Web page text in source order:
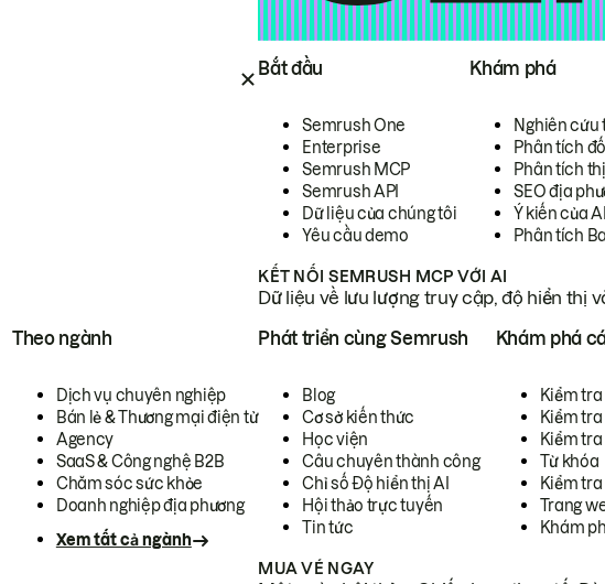
Bắt đầu
Semrush One
Enterprise
Semrush MCP
Semrush API
Dữ liệu của chúng tôi
Yêu cầu demo
Khám phá
Nghiên cứu
Phân tích
Phân tích
SEO địa
Ý kiến của
Phân tích
KẾT NỐI SEMRUSH MCP VỚI AI
Dữ liệu về lưu lượng truy cập, độ hiển thị
Theo ngành
Dịch vụ chuyên nghiệp
Bán lẻ & Thương mại điện tử
Agency
SaaS & Công nghệ B2B
Chăm sóc sức khỏe
Doanh nghiệp địa phương
Xem tất cả ngành
Phát triển cùng Semrush
Blog
Cơ sở kiến thức
Học viện
Câu chuyên thành công
Chỉ số Độ hiển thị AI
Hội thảo trực tuyến
Tin tức
Khám phá
Kiểm
Kiểm tra
Kiểm
Từ khóa
Kiểm
Trang
Khám
MUA VÉ NGAY